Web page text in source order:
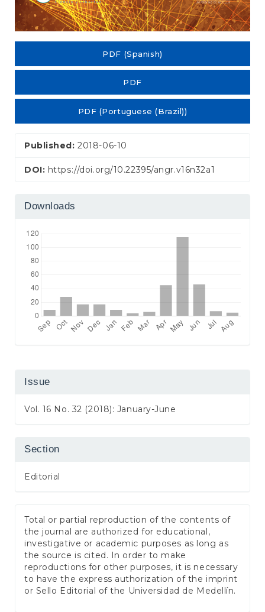
PDF (Spanish)
PDF
PDF (Portuguese (Brazil))
Published:2018-06-10
DOI: https://doi.org/10.22395/angr.v16n32a1
Downloads
Issue
Vol. 16 No. 32 (2018): January-June
Section
Editorial
Total or partial reproduction of the contents of
the journal are authorized for educational,
investigative or academic purposes as long as
the source is cited. In order to make
reproductions for other purposes, it is necessary
to have the express authorization of the imprint
or Sello Editorial of the Universidad de Medellín.